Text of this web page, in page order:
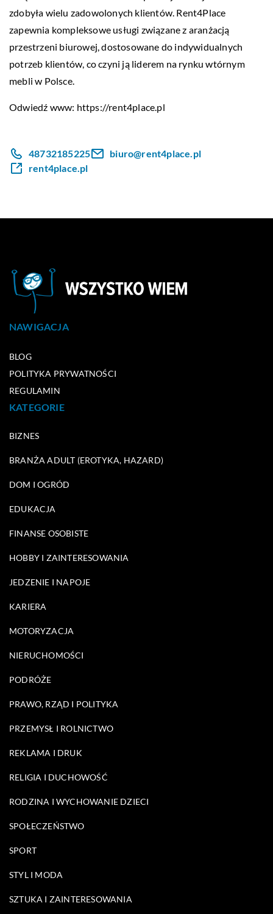
zdobyła wielu zadowolonych klientów. Rent4Place
zapewnia kompleksowe usługi związane z aranżacją
przestrzeni biurowej, dostosowane do indywidualnych
potrzeb klientów, co czyni ją liderem na rynku wtórnym
mebli w Polsce.
Odwiedź www: https://rent4place.pl
48732185225
biuro@rent4place.pl
rent4place.pl
NAWIGACJA
BLOG
POLITYKA PRYWATNOŚCI
REGULAMIN
KATEGORIE
BIZNES
BRANŻA ADULT (EROTYKA, HAZARD)
DOM I OGRÓD
EDUKACJA
FINANSE OSOBISTE
HOBBY I ZAINTERESOWANIA
JEDZENIE I NAPOJE
KARIERA
MOTORYZACJA
NIERUCHOMOŚCI
PODRÓŻE
PRAWO, RZĄD I POLITYKA
PRZEMYSŁ I ROLNICTWO
REKLAMA I DRUK
RELIGIA I DUCHOWOŚĆ
RODZINA I WYCHOWANIE DZIECI
SPOŁECZEŃSTWO
SPORT
STYL I MODA
SZTUKA I ZAINTERESOWANIA